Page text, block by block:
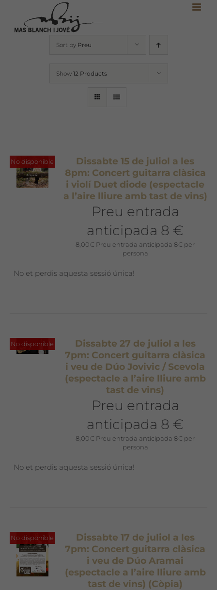
content
Sort by Preu
Show 12 Products
No disponible
Dissabte 15 de juliol a les
8pm: Concert guitarra clàsica
i violí Duet diode (espectacle
a l’aire lliure amb tast de vins)
Preu entrada
anticipada 8 €
8,00€ Preu entrada anticipada 8€ per
persona
No et perdis aquesta sessió única!
No disponible
Dissabte 27 de juliol a les
7pm: Concert guitarra clàsica
i veu de Dúo Jovivic / Scevola
(espectacle a l’aire lliure amb
tast de vins)
Preu entrada
anticipada 8 €
8,00€ Preu entrada anticipada 8€ per
persona
No et perdis aquesta sessió única!
No disponible
Dissabte 17 de juliol a les
7pm: Concert guitarra clàsica
i veu de Dúo Aramai
(espectacle a l’aire lliure amb
tast de vins) (Còpia)